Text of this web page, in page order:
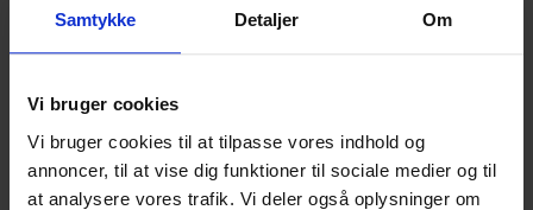
Samtykke Detaljer Om
Vi bruger cookies
Vi bruger cookies til at tilpasse vores indhold og
annoncer, til at vise dig funktioner til sociale medier og til
at analysere vores trafik. Vi deler også oplysninger om
Hvad synes du om vores artikel?